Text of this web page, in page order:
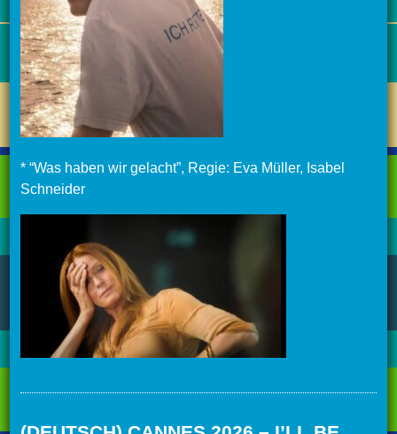
* “Was haben wir gelacht”, Regie: Eva Müller, Isabel
Schneider